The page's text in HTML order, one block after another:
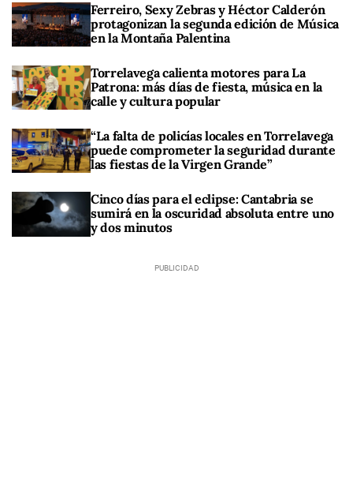
Ferreiro, Sexy Zebras y Héctor Calderón
protagonizan la segunda edición de Música
en la Montaña Palentina
Torrelavega calienta motores para La
Patrona: más días de fiesta, música en la
calle y cultura popular
“La falta de policías locales en Torrelavega
puede comprometer la seguridad durante
las fiestas de la Virgen Grande”
Cinco días para el eclipse: Cantabria se
sumirá en la oscuridad absoluta entre uno
y dos minutos